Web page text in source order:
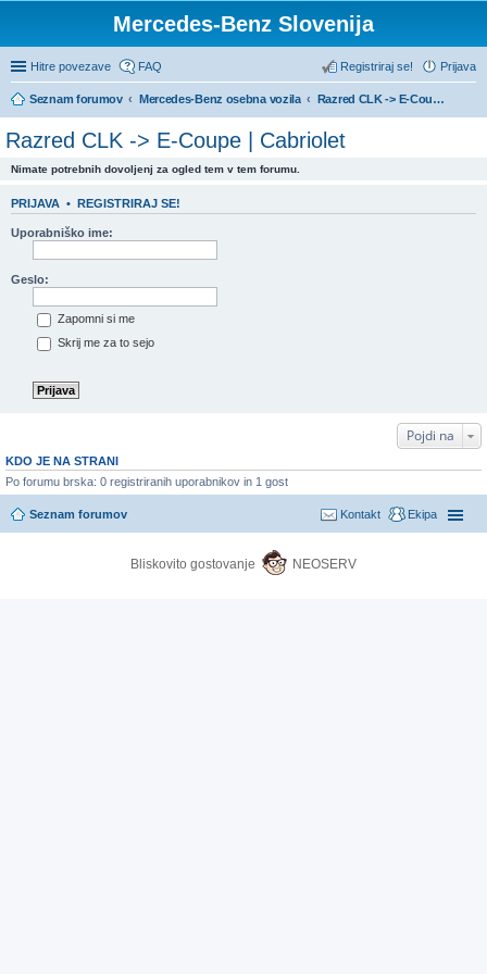
Mercedes-Benz Slovenija
Hitre povezave FAQ Prijava
Registriraj se!
Seznam forumov Mercedes-Benz osebna vozila Razred CLK -> E-Coupe | Cabriolet
Razred CLK -> E-Coupe | Cabriolet
Nimate potrebnih dovoljenj za ogled tem v tem forumu.
PRIJAVA • REGISTRIRAJ SE!
Uporabniško ime:
Geslo:
Zapomni si me
Skrij me za to sejo
Pojdi na
KDO JE NA STRANI
Po forumu brska: 0 registriranih uporabnikov in 1 gost
Seznam forumov Ekipa
Kontakt
Bliskovito gostovanje NEOSERV